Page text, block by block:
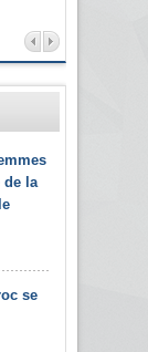
de la
se